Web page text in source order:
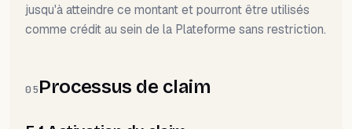
jusqu'à atteindre ce montant et pourront être utilisés
comme crédit au sein de la Plateforme sans restriction.
05Processus de claim